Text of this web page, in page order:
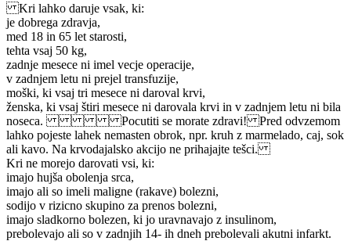
Kri lahko daruje vsak, ki:
je dobrega zdravja,
med 18 in 65 let starosti,
tehta vsaj 50 kg,
zadnje mesece ni imel vecje operacije,
v zadnjem letu ni prejel transfuzije,
moški, ki vsaj tri mesece ni daroval krvi,
ženska, ki vsaj štiri mesece ni darovala krvi in v zadnjem letu ni bila
noseca. Pocutiti se morate zdravi! Pred odvzemom
lahko pojeste lahek nemasten obrok, npr. kruh z marmelado, caj, sok
ali kavo. Na krvodajalsko akcijo ne prihajajte tešci.
Kri ne morejo darovati vsi, ki:
imajo hujša obolenja srca,
imajo ali so imeli maligne (rakave) bolezni,
sodijo v rizicno skupino za prenos bolezni,
imajo sladkorno bolezen, ki jo uravnavajo z insulinom,
prebolevajo ali so v zadnjih 14- ih dneh prebolevali akutni infarkt.